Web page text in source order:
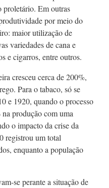
proletário. Em outras
por meio do
maior utilização de
variedades de cana e
e cigarros, entre outros.
cresceu cerca de 200%,
Para o tabaco, só se
e 1920, quando o processo
produção com uma
o impacto da crise da
registrou um total
enquanto a população
se perante a situação de